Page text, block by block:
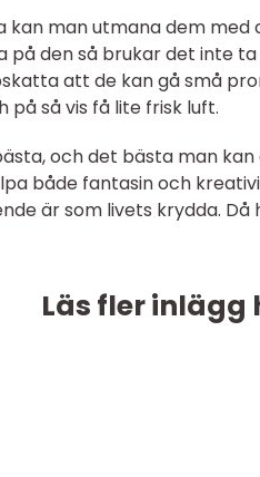
kan man utmana dem
den så brukar det inte
att de kan gå små
på så vis få lite frisk luft.
och det bästa man
både fantasin och
är som livets krydda.
Läs fler inlägg